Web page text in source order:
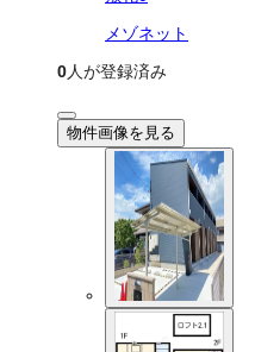
メゾネット
0人が登録済み
物件画像を見る